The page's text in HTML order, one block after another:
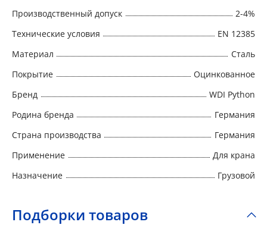
Производственный допуск
2-4%
Технические условия
EN 12385
Материал
Сталь
Покрытие
Оцинкованное
Бренд
WDI Python
Родина бренда
Германия
Страна производства
Германия
Применение
Для крана
Назначение
Грузовой
Подборки товаров